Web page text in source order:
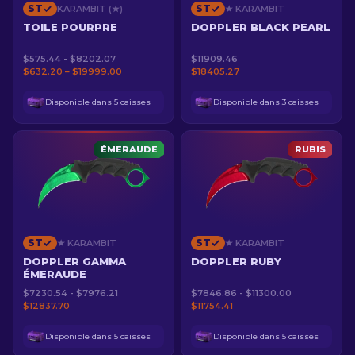
ST KARAMBIT (★)
TOILE POURPRE
$575.44 - $8202.07
$632.20 – $19999.00
Disponible dans 5 caisses
ST ★ KARAMBIT
DOPPLER BLACK PEARL
$11909.46
$18405.27
Disponible dans 3 caisses
ÉMERAUDE
ST ★ KARAMBIT
DOPPLER GAMMA
ÉMERAUDE
$7230.54 - $7976.21
$12837.70
Disponible dans 5 caisses
RUBIS
ST ★ KARAMBIT
DOPPLER RUBY
$7846.86 - $11300.00
$11754.41
Disponible dans 5 caisses